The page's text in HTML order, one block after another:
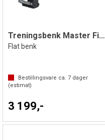
Treningsbenk Master Fitness
Flat benk
Bestillingsvare ca. 7 dager
(estimat)
3 199,-